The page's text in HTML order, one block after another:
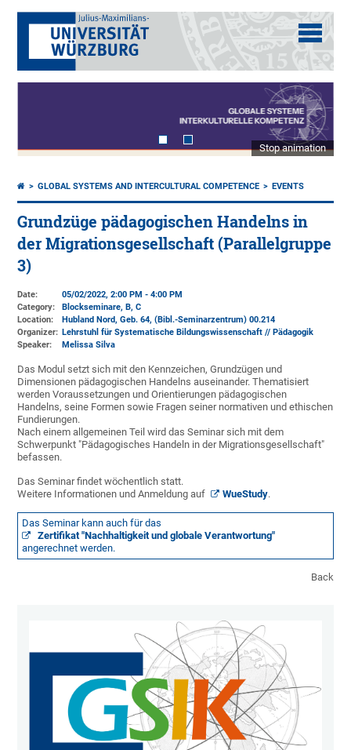
Stop animation
GLOBAL SYSTEMS AND INTERCULTURAL COMPETENCE EVENTS
Grundzüge pädagogischen Handelns in
der Migrationsgesellschaft (Parallelgruppe
3)
Date:
05/02/2022, 2:00 PM - 4:00 PM
Category:
Blockseminare, B, C
Location:
Hubland Nord, Geb. 64, (Bibl.-Seminarzentrum) 00.214
Organizer: Lehrstuhl für Systematische Bildungswissenschaft // Pädagogik
Speaker:
Melissa Silva
Das Modul setzt sich mit den Kennzeichen, Grundzügen und
Dimensionen pädagogischen Handelns auseinander. Thematisiert
werden Voraussetzungen und Orientierungen pädagogischen
Handelns, seine Formen sowie Fragen seiner normativen und ethischen
Fundierungen.
Nach einem allgemeinen Teil wird das Seminar sich mit dem
Schwerpunkt "Pädagogisches Handeln in der Migrationsgesellschaft"
befassen.
Das Seminar findet wöchentlich statt.
Weitere Informationen und Anmeldung auf
WueStudy.
Das Seminar kann auch für das
Zertifikat "Nachhaltigkeit und globale Verantwortung"
angerechnet werden.
Back